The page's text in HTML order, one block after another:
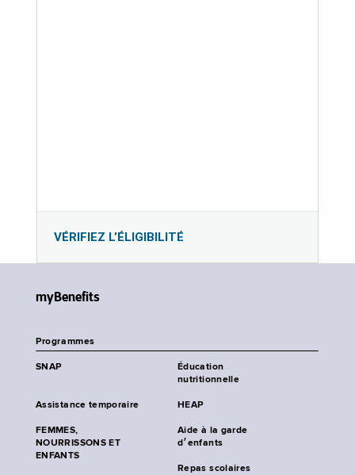
VÉRIFIEZ L’ÉLIGIBILITÉ
myBenefits
Programmes
SNAP
Éducation
nutritionnelle
Assistance temporaire HEAP
FEMMES,
NOURRISSONS ET
ENFANTS
Aide à la garde
d׳enfants
Repas scolaires